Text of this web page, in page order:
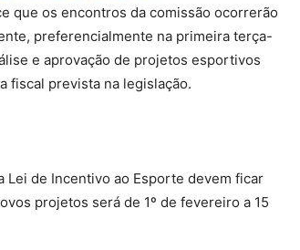
que os encontros da comissão ocorrerão
preferencialmente na primeira terça-
e aprovação de projetos esportivos
fiscal prevista na legislação.
de Incentivo ao Esporte devem ficar
projetos será de 1º de fevereiro a 15